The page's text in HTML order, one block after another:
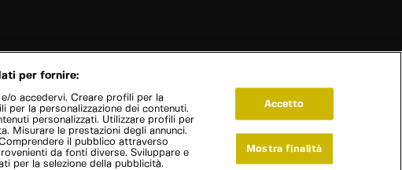
per fornire:
o accedervi. Creare profili per la
per la personalizzazione dei contenuti.
personalizzati. Utilizzare profili per
Misurare le prestazioni degli annunci.
il pubblico attraverso
da fonti diverse. Sviluppare e
per la selezione della pubblicità.
Accetto
Mostra finalità